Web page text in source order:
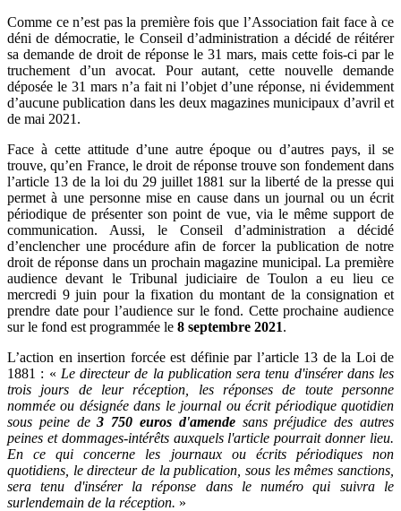
Comme ce n’est pas la première fois que l’Association fait face à ce
déni de démocratie, le Conseil d’administration a décidé de réitérer
sa demande de droit de réponse le 31 mars, mais cette fois-ci par le
truchement d’un avocat. Pour autant, cette nouvelle demande
déposée le 31 mars n’a fait ni l’objet d’une réponse, ni évidemment
d’aucune publication dans les deux magazines municipaux d’avril et
de mai 2021.
Face à cette attitude d’une autre époque ou d’autres pays, il se
trouve, qu’en France, le droit de réponse trouve son fondement dans
l’article 13 de la loi du 29 juillet 1881 sur la liberté de la presse qui
permet à une personne mise en cause dans un journal ou un écrit
périodique de présenter son point de vue, via le même support de
communication. Aussi, le Conseil d’administration a décidé
d’enclencher une procédure afin de forcer la publication de notre
droit de réponse dans un prochain magazine municipal. La première
audience devant le Tribunal judiciaire de Toulon a eu lieu ce
mercredi 9 juin pour la fixation du montant de la consignation et
prendre date pour l’audience sur le fond. Cette prochaine audience
sur le fond est programmée le 8 septembre 2021.
L’action en insertion forcée est définie par l’article 13 de la Loi de
1881 : « Le directeur de la publication sera tenu d'insérer dans les
trois jours de leur réception, les réponses de toute personne
nommée ou désignée dans le journal ou écrit périodique quotidien
sous peine de3 750 euros d'amendesans préjudice des autres
peines et dommages-intérêts auxquels l'article pourrait donner lieu.
En ce qui concerne les journaux ou écrits périodiques non
quotidiens, le directeur de la publication, sous les mêmes sanctions,
sera tenu d'insérer la réponse dans le numéro qui suivra le
surlendemain de la réception. »